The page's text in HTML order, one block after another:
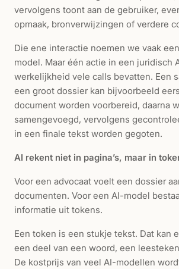
vervolgens toont aan de gebruiker,
opmaak, bronverwijzingen of verdere
Die ene interactie noemen we vaak een
model. Maar één actie in een juridisch
werkelijkheid vele calls bevatten. Een
een groot dossier kan bijvoorbeeld
document worden voorbereid, daarna
samengevoegd, vervolgens
in een finale tekst worden gegoten.
AI rekent niet in pagina’s, maar in
Voor een advocaat voelt een dossier
documenten. Voor een AI-model
informatie uit tokens.
Een token is een stukje tekst. Dat kan
een deel van een woord, een
De kostprijs van veel AI-modellen